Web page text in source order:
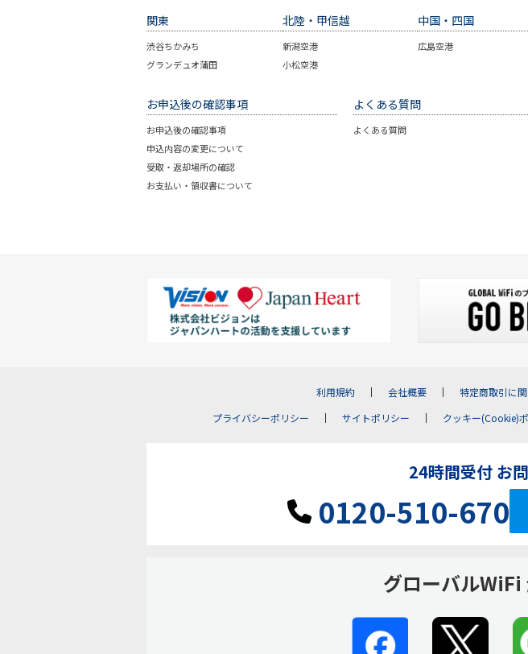
関東
渋谷ちかみち
グランデュオ蒲田
北陸・甲信越
新潟空港
小松空港
中国・四国
広島空港
お申込後の確認事項
お申込後の確認事項
申込内容の変更について
受取・返却場所の確認
お支払い・領収書について
よくある質問
よくある質問
利用規約 会社概要 特定商取引に
プライバシーポリシー
サイトポリシー クッキー(Cookie)
24時間受付 お
0120-510-670
グローバルWiFi